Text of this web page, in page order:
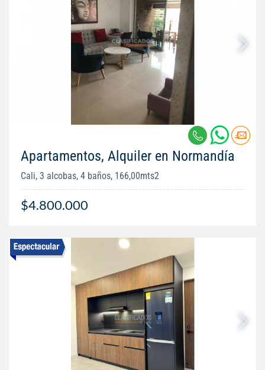
Apartamentos, Alquiler en Normandía
Cali, 3 alcobas, 4 baños, 166,00mts2
$4.800.000